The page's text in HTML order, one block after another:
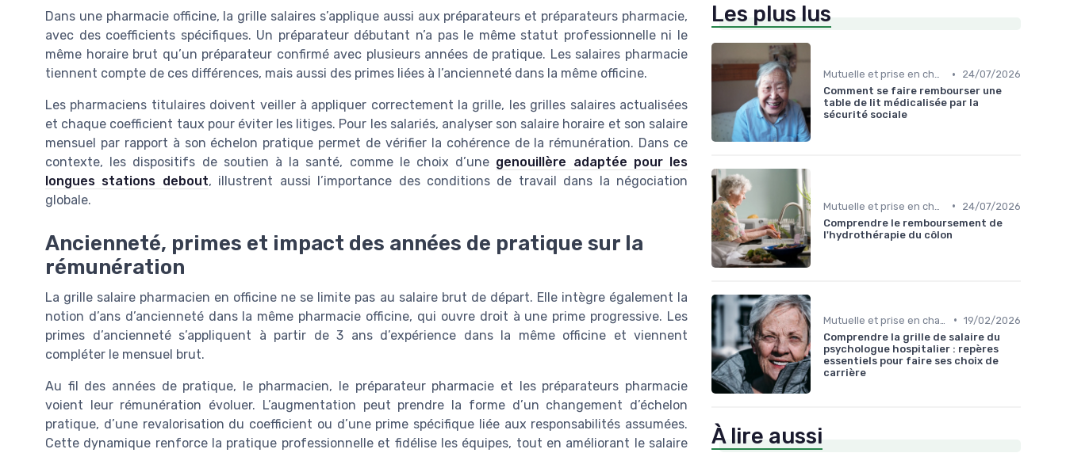
Dans une pharmacie officine, la grille salaires s’applique aussi aux préparateurs et préparateurs pharmacie,
avec des coefficients spécifiques. Un préparateur débutant n’a pas le même statut professionnelle ni le
même horaire brut qu’un préparateur confirmé avec plusieurs années de pratique. Les salaires pharmacie
tiennent compte de ces différences, mais aussi des primes liées à l’ancienneté dans la même officine.
Les pharmaciens titulaires doivent veiller à appliquer correctement la grille, les grilles salaires actualisées
et chaque coefficient taux pour éviter les litiges. Pour les salariés, analyser son salaire horaire et son salaire
mensuel par rapport à son échelon pratique permet de vérifier la cohérence de la rémunération. Dans ce
contexte, les dispositifs de soutien à la santé, comme le choix d’une genouillère adaptée pour les
longues stations debout, illustrent aussi l’importance des conditions de travail dans la négociation
globale.
Ancienneté, primes et impact des années de pratique sur la
rémunération
La grille salaire pharmacien en officine ne se limite pas au salaire brut de départ. Elle intègre également la
notion d’ans d’ancienneté dans la même pharmacie officine, qui ouvre droit à une prime progressive. Les
primes d’ancienneté s’appliquent à partir de 3 ans d’expérience dans la même officine et viennent
compléter le mensuel brut.
Au fil des années de pratique, le pharmacien, le préparateur pharmacie et les préparateurs pharmacie
voient leur rémunération évoluer. L’augmentation peut prendre la forme d’un changement d’échelon
pratique, d’une revalorisation du coefficient ou d’une prime spécifique liée aux responsabilités assumées.
Cette dynamique renforce la pratique professionnelle et fidélise les équipes, tout en améliorant le salaire
Les plus lus
Mutuelle et prise en charge •
24/07/2026
Comment se faire rembourser une
table de lit médicalisée par la
sécurité sociale
•
24/07/2026
Comprendre le remboursement de
l'hydrothérapie du côlon
• 19/02/2026
Comprendre la grille de salaire du
psychologue hospitalier : repères
essentiels pour faire ses choix de
carrière
À lire aussi